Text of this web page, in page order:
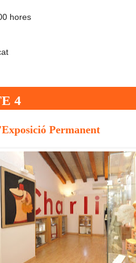
hores
4
Permanent